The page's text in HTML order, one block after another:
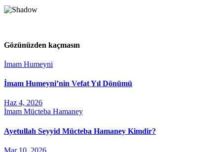
Gözünüzden kaçmasın
İmam Humeyni
İmam Humeyni’nin Vefat Yıl Dönümü
Haz 4, 2026
İmam Mücteba Hamaney
Ayetullah Seyyid Mücteba Hamaney Kimdir?
Mar 10, 2026